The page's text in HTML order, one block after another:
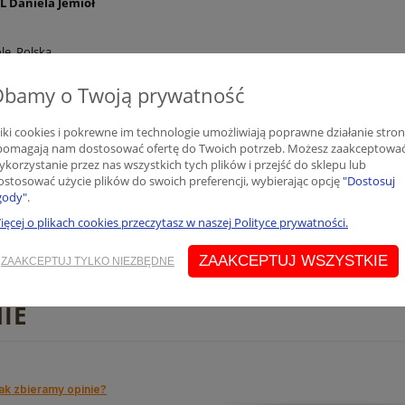
classic beżowe
99,00 zł
Rampers chłopięcy muślinowy
89,10 zł
Cena regularna:99,00 zł
Najniższa cena:99,00 zł
Polska
na terenie UE
Daniela Jemioł
Polska
zbieramy opinie?
o Twoją prywatność
cookies i pokrewne im technologie umożliwiają poprawne działanie
nam dostosować ofertę do Twoich potrzeb. Możesz
przez nas wszystkich tych plików i przejść do sklepu lub
użycie plików do swoich preferencji, wybierając opcję"Dostosuj
.
o plikach cookies przeczytasz w naszej Polityce prywatności.
ZAAKCEPTUJ TYLKO NIEZBĘDNE ZAAKCEPTUJ WSZYSTKIE